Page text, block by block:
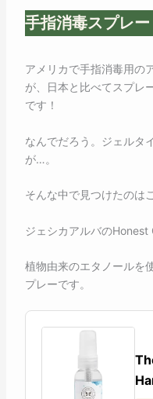
手指消毒スプレー
アメリカで手指消毒用の
が、日本と比べてスプレ
です！
なんでだろう。ジェルタ
が…。
そんな中で見つけたのは
ジェシカアルバのHonest
植物由来のエタノールを
プレーです。